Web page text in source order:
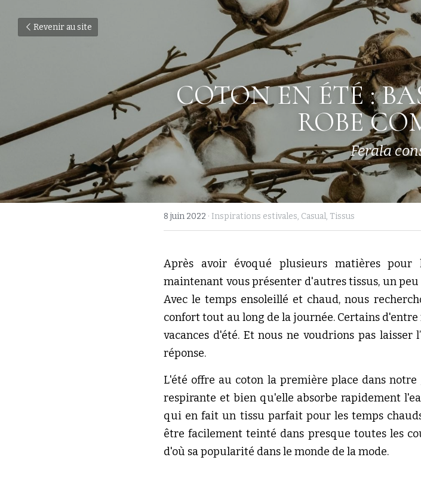
Revenir au site
COTON EN ÉTÉ :
ROBE
Ferala
8 juin 2022 · Inspirations estivales, Casual, Tissus
Après avoir évoqué plusieurs matières pour
maintenant vous présenter d'autres tissus, un
Avec le temps ensoleillé et chaud, nous
confort tout au long de la journée. Certains
vacances d'été. Et nous ne voudrions pas
réponse.
L'été offre au coton la première place dans
respirante et bien qu'elle absorbe rapidement
qui en fait un tissu parfait pour les temps
être facilement teinté dans presque toutes les
d'où sa popularité dans le monde de la mode.